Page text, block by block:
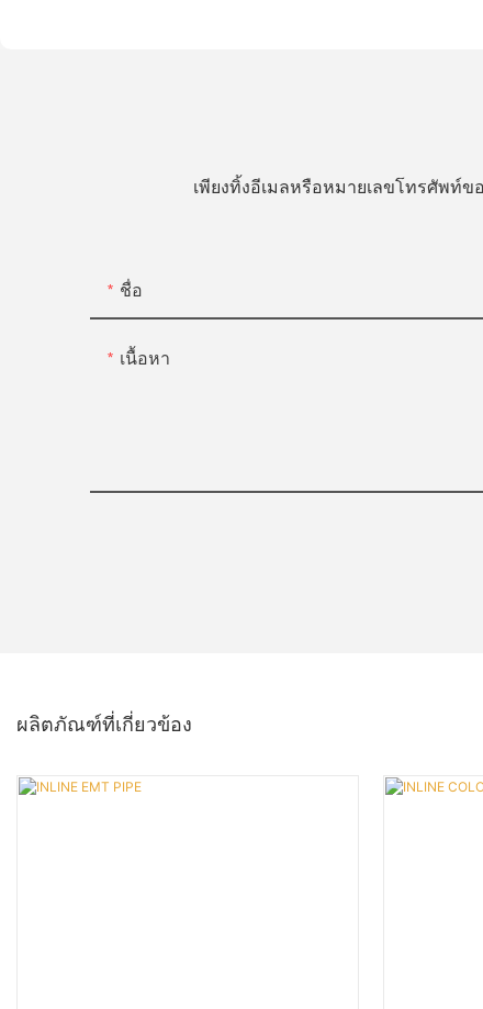
เพียงทิ้งอีเมลหรือหมายเลขโทรศัพท์
ชื่อ
เนื้อหา
ผลิตภัณฑ์ที่เกี่ยวข้อง